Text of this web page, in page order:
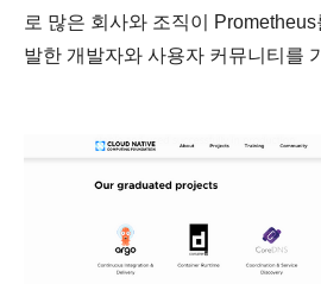
로 많은 회사와 조직이
발한 개발자와 사용자 커뮤니티를